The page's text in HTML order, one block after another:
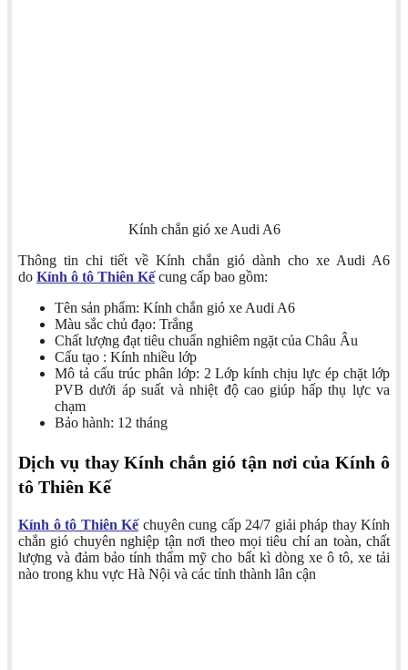
Kính chắn gió xe Audi A6
Thông tin chi tiết về Kính chắn gió dành cho xe Audi A6
do Kính ô tô Thiên Kếcung cấp bao gồm:
Tên sản phẩm: Kính chắn gió xe Audi A6
Màu sắc chủ đạo: Trắng
Chất lượng đạt tiêu chuẩn nghiêm ngặt của Châu Âu
Cấu tạo : Kính nhiều lớp
Mô tả cấu trúc phân lớp: 2 Lớp kính chịu lực ép chặt lớp
PVB dưới áp suất và nhiệt độ cao giúp hấp thụ lực va
chạm
Bảo hành: 12 tháng
Dịch vụ thay Kính chắn gió tận nơi của Kính ô
tô Thiên Kế
Kính ô tô Thiên Kếchuyên cung cấp 24/7 giải pháp thay Kính
chắn gió chuyên nghiệp tận nơi theo mọi tiêu chí an toàn, chất
lượng và đảm bảo tính thẩm mỹ cho bất kì dòng xe ô tô, xe tải
nào trong khu vực Hà Nội và các tỉnh thành lân cận